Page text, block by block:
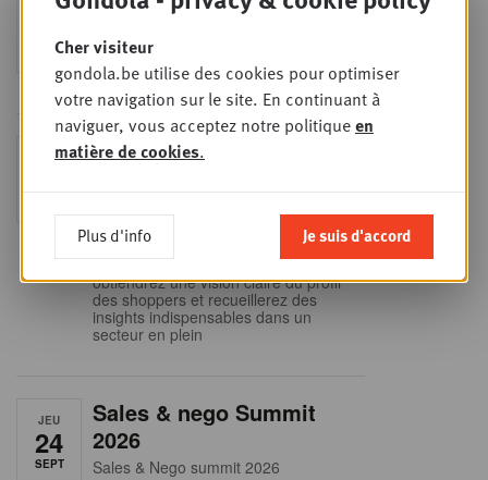
MER
SEPT
Intro to Negotiation: Succes aan de
onderhandelingstafel is geen toeval!
MAR Into Retail - Sold out
le paysage du retail belge. Dans cette
mise à jour essentielle, vous
découvrirez les stratégies des
principaux retailers alimentaires,
obtiendrez une vision claire du profil
des shoppers et recueillerez des
insights indispensables dans un
secteur en plein
JEU
24
SEPT
Sales & nego Summit
2026
Sales & Nego summit 2026
Cher visiteur
gondola.be utilise des cookies pour optimiser
votre navigation sur le site. En continuant à
naviguer, vous acceptez notre politiqueen
matière de cookies.
Plus d'info Je suis d'accord